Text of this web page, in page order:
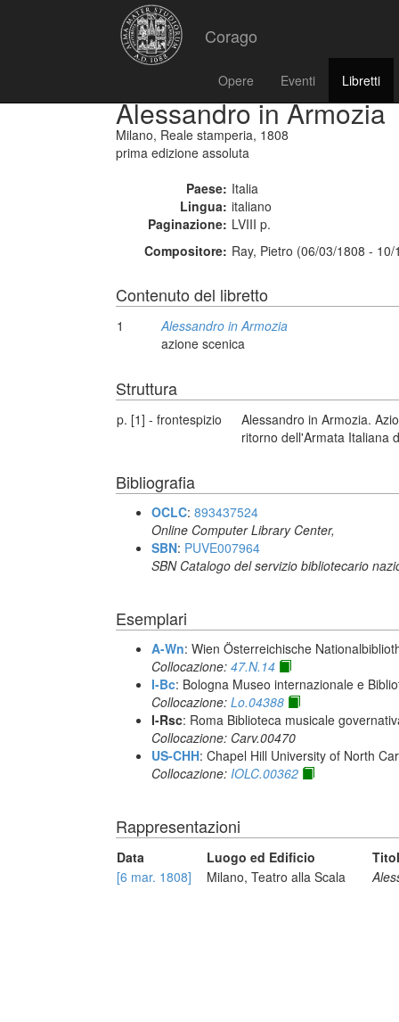
Corago
Opere Eventi Libretti
Alessandro in Armozia
Milano, Reale stamperia, 1808
prima edizione assoluta
Paese: Italia
Lingua: italiano
Paginazione: LVIII p.
Compositore: Ray, Pietro (06/03/1808 -
Contenuto del libretto
1
Alessandro in Armozia
azione scenica
Struttura
p. [1] - frontespizio
Alessandro in Armozia.
ritorno dell'Armata Italiana
Bibliografia
OCLC: 893437524
Online Computer Library Center,
SBN: PUVE007964
SBN Catalogo del servizio bibliotecario
Esemplari
A-Wn: Wien Österreichische
Collocazione: 47.N.14
I-Bc: Bologna Museo internazionale e
Collocazione: Lo.04388
I-Rsc: Roma Biblioteca musicale
Collocazione: Carv.00470
US-CHH: Chapel Hill University of North
Collocazione: IOLC.00362
Rappresentazioni
Data Luogo ed Edificio
[6 mar. 1808]
Milano, Teatro alla Scala